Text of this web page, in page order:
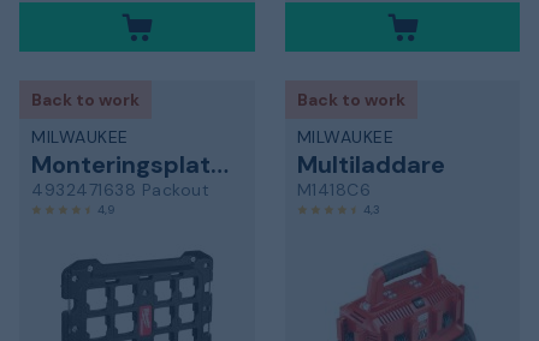
Back to work
MILWAUKEE
Monteringsplatta
4932471638 Packout
4,9
Back to work
MILWAUKEE
Multiladdare
M1418C6
4,3